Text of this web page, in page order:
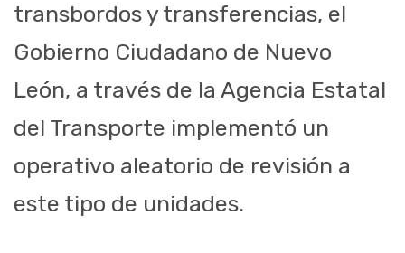
transbordos y transferencias, el
Gobierno Ciudadano de Nuevo
León, a través de la Agencia Estatal
del Transporte implementó un
operativo aleatorio de revisión a
este tipo de unidades.